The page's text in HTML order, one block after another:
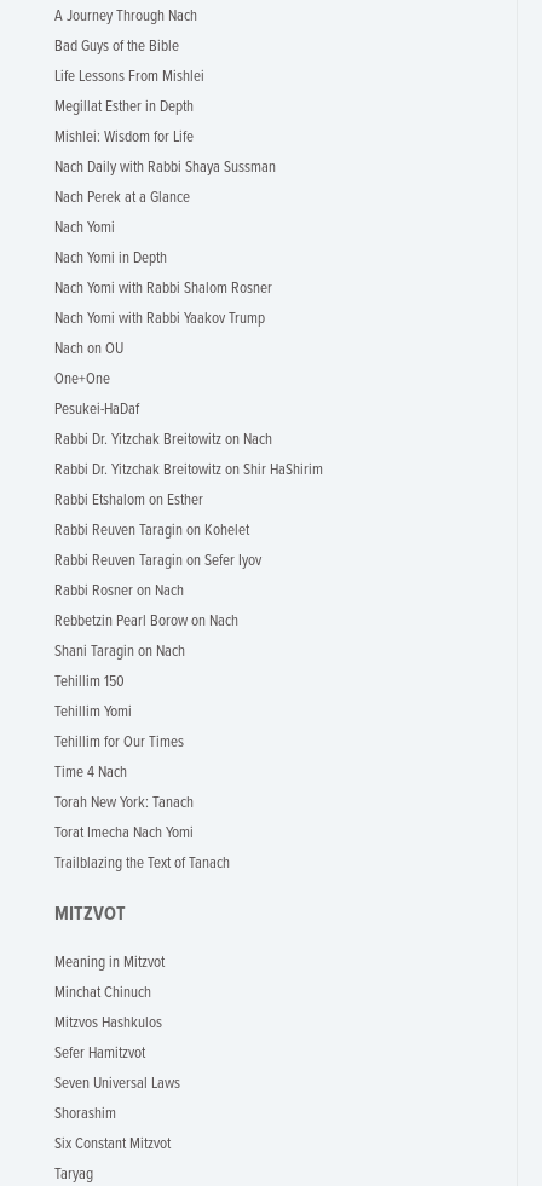
A Journey Through Nach
Bad Guys of the Bible
Life Lessons From Mishlei
Megillat Esther in Depth
Mishlei: Wisdom for Life
Nach Daily with Rabbi Shaya Sussman
Nach Perek at a Glance
Nach Yomi
Nach Yomi in Depth
Nach Yomi with Rabbi Shalom Rosner
Nach Yomi with Rabbi Yaakov Trump
Nach on OU
One+One
Pesukei-HaDaf
Rabbi Dr. Yitzchak Breitowitz on Nach
Rabbi Dr. Yitzchak Breitowitz on Shir HaShirim
Rabbi Etshalom on Esther
Rabbi Reuven Taragin on Kohelet
Rabbi Reuven Taragin on Sefer Iyov
Rabbi Rosner on Nach
Rebbetzin Pearl Borow on Nach
Shani Taragin on Nach
Tehillim 150
Tehillim Yomi
Tehillim for Our Times
Time 4 Nach
Torah New York: Tanach
Torat Imecha Nach Yomi
Trailblazing the Text of Tanach
MITZVOT
Meaning in Mitzvot
Minchat Chinuch
Mitzvos Hashkulos
Sefer Hamitzvot
Seven Universal Laws
Shorashim
Six Constant Mitzvot
Taryag